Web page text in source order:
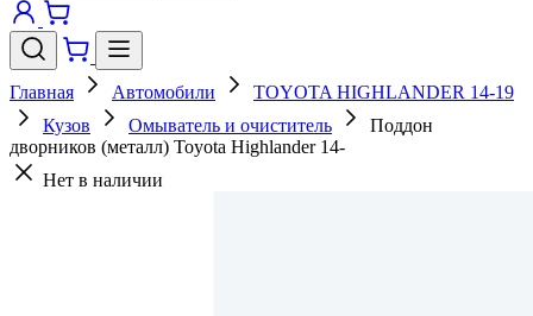
Главная Автомобили
TOYOTA HIGHLANDER 14-19
Кузов
Омыватель и очиститель
Поддон
дворников (металл) Toyota Highlander 14-
Нет в наличии